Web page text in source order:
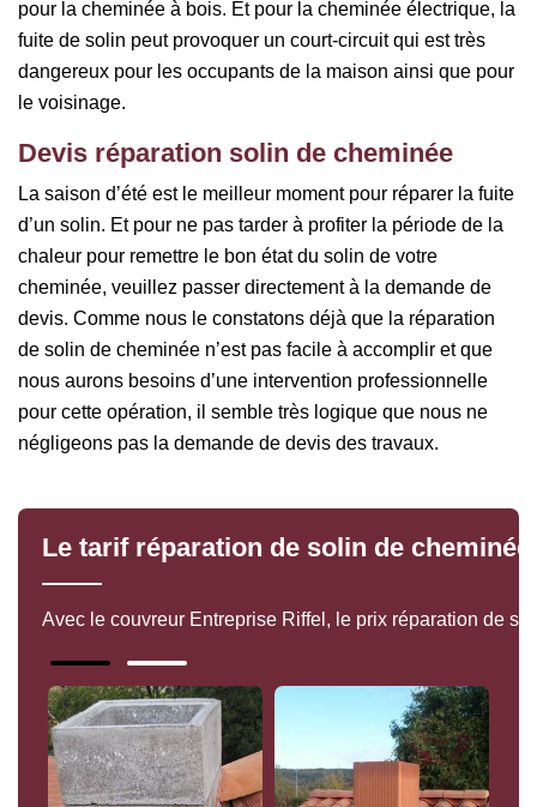
pour la cheminée à bois. Et pour la cheminée électrique, la
fuite de solin peut provoquer un court-circuit qui est très
dangereux pour les occupants de la maison ainsi que pour
le voisinage.
Devis réparation solin de cheminée
La saison d’été est le meilleur moment pour réparer la fuite
d’un solin. Et pour ne pas tarder à profiter la période de la
chaleur pour remettre le bon état du solin de votre
cheminée, veuillez passer directement à la demande de
devis. Comme nous le constatons déjà que la réparation
de solin de cheminée n’est pas facile à accomplir et que
nous aurons besoins d’une intervention professionnelle
pour cette opération, il semble très logique que nous ne
négligeons pas la demande de devis des travaux.
Le tarif réparation de solin de
Avec le couvreur Entreprise Riffel, le prix réparation de